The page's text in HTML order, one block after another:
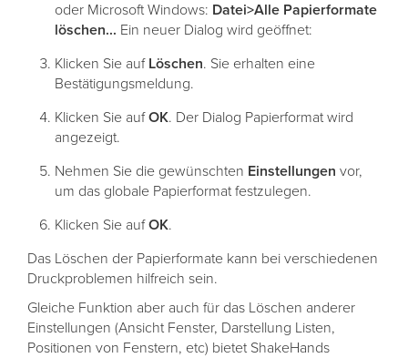
oder Microsoft Windows: Datei>Alle Papierformate
löschen... Ein neuer Dialog wird geöffnet:
Klicken Sie auf Löschen. Sie erhalten eine
Bestätigungsmeldung.
Klicken Sie aufOK. Der Dialog Papierformat wird
angezeigt.
Nehmen Sie die gewünschten Einstellungen vor,
um das globale Papierformat festzulegen.
Klicken Sie aufOK.
Das Löschen der Papierformate kann bei verschiedenen
Druckproblemen hilfreich sein.
Gleiche Funktion aber auch für das Löschen anderer
Einstellungen (Ansicht Fenster, Darstellung Listen,
Positionen von Fenstern, etc) bietet ShakeHands